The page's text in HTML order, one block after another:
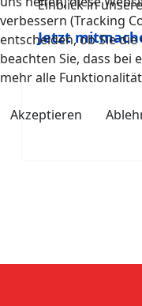
Einblick in
Jetzt
verbessern (Tracking
entscheiden, ob Sie
beachten Sie, dass
mehr alle
Akzeptieren